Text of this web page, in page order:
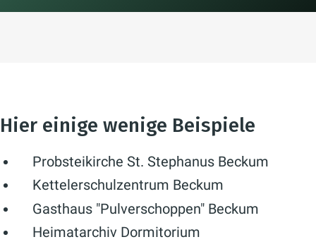
Hier einige wenige Beispiele
Probsteikirche St. Stephanus Beckum
Kettelerschulzentrum Beckum
Gasthaus "Pulverschoppen" Beckum
Heimatarchiv Dormitorium